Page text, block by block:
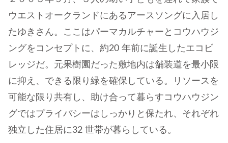
ウエストオークランドにあるアースソングに入居し
たゆきさん。ここはパーマカルチャーとコウハウジ
ングをコンセプトに、約20 年前に誕生したエコビ
レッジだ。元果樹園だった敷地内は舗装道を最小限
に抑え、できる限り緑を確保している。リソースを
可能な限り共有し、助け合って暮らすコウハウジン
グではプライバシーはしっかりと保たれ、それぞれ
独立した住居に32 世帯が暮らしている。